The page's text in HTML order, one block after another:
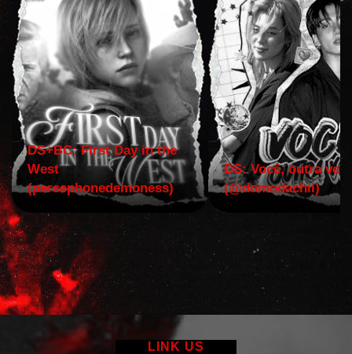
DS+BC: First Day in the
West
(persephonedemoness)
DS: Você, outra vez!
(@domodachii)
LINK US